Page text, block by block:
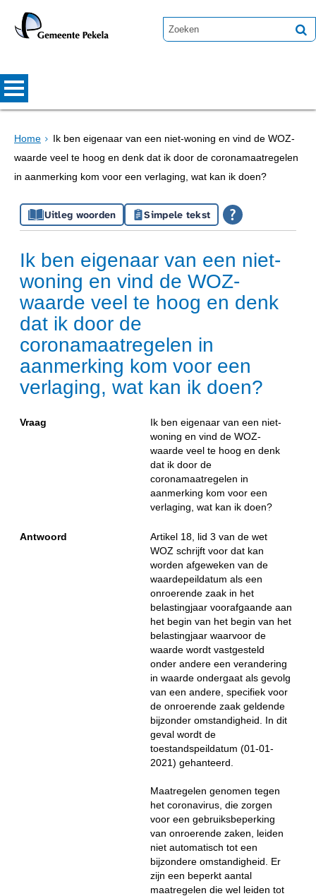
Home
Ik ben eigenaar van een niet-woning en vind de WOZ-
waarde veel te hoog en denk dat ik door de coronamaatregelen
in aanmerking kom voor een verlaging, wat kan ik doen?
Uitleg woorden Simpele tekst
Ik ben eigenaar van een niet-
woning en vind de WOZ-
waarde veel te hoog en denk
dat ik door de
coronamaatregelen in
aanmerking kom voor een
verlaging, wat kan ik doen?
Vraag
Ik ben eigenaar van een niet-
woning en vind de WOZ-
waarde veel te hoog en denk
dat ik door de
coronamaatregelen in
aanmerking kom voor een
verlaging, wat kan ik doen?
Antwoord
Artikel 18, lid 3 van de wet
WOZ schrijft voor dat kan
worden afgeweken van de
waardepeildatum als een
onroerende zaak in het
belastingjaar voorafgaande aan
het begin van het begin van het
belastingjaar waarvoor de
waarde wordt vastgesteld
onder andere een verandering
in waarde ondergaat als gevolg
van een andere, specifiek voor
de onroerende zaak geldende
bijzonder omstandigheid. In dit
geval wordt de
toestandspeildatum (01-01-
2021) gehanteerd.
Maatregelen genomen tegen
het coronavirus, die zorgen
voor een gebruiksbeperking
van onroerende zaken, leiden
niet automatisch tot een
bijzondere omstandigheid. Er
zijn een beperkt aantal
maatregelen die wel leiden tot